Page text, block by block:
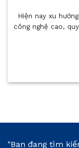
áp dụng
Bên cạnh
"Bạn đang tìm